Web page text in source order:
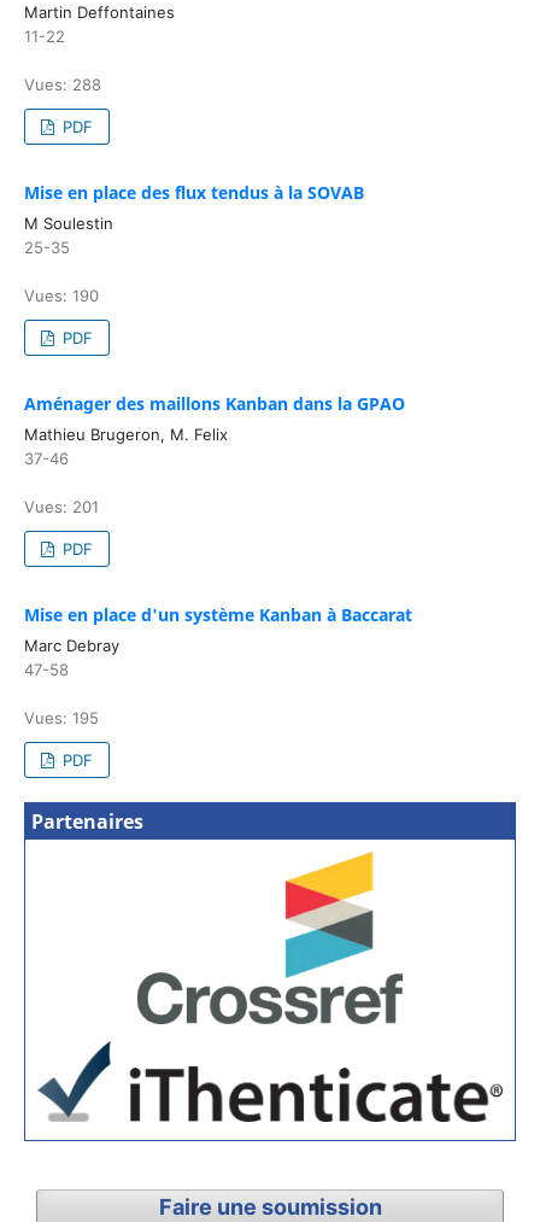
Martin Deffontaines
11-22
Vues: 288
PDF
Mise en place des flux tendus à la SOVAB
M Soulestin
25-35
Vues: 190
PDF
Aménager des maillons Kanban dans la GPAO
Mathieu Brugeron, M. Felix
37-46
Vues: 201
PDF
Mise en place d'un système Kanban à Baccarat
Marc Debray
47-58
Vues: 195
PDF
Partenaires
Faire une soumission